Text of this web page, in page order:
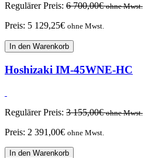
Regulärer Preis: 6 700,00€ ohne Mwst.
Preis: 5 129,25€ ohne Mwst.
In den Warenkorb
Hoshizaki IM-45WNE-HC
Regulärer Preis: 3 155,00€ ohne Mwst.
Preis: 2 391,00€ ohne Mwst.
In den Warenkorb